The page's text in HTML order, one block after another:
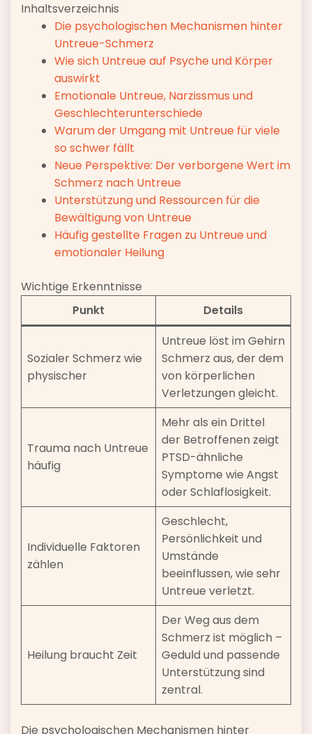
Inhaltsverzeichnis
Die psychologischen Mechanismen hinter
Untreue-Schmerz
Wie sich Untreue auf Psyche und Körper
auswirkt
Emotionale Untreue, Narzissmus und
Geschlechterunterschiede
Warum der Umgang mit Untreue für viele
so schwer fällt
Neue Perspektive: Der verborgene Wert im
Schmerz nach Untreue
Unterstützung und Ressourcen für die
Bewältigung von Untreue
Häufig gestellte Fragen zu Untreue und
emotionaler Heilung
Wichtige Erkenntnisse
Punkt
Details
Sozialer Schmerz wie
physischer
Untreue löst im Gehirn
Schmerz aus, der dem
von körperlichen
Verletzungen gleicht.
Trauma nach Untreue
häufig
Mehr als ein Drittel
der Betroffenen zeigt
PTSD-ähnliche
Symptome wie Angst
oder Schlaflosigkeit.
Individuelle Faktoren
zählen
Geschlecht,
Persönlichkeit und
Umstände
beeinflussen, wie sehr
Untreue verletzt.
Heilung braucht Zeit
Der Weg aus dem
Schmerz ist möglich –
Geduld und passende
Unterstützung sind
zentral.
Die psychologischen Mechanismen hinter